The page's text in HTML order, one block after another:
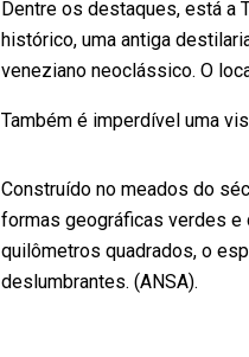
Dentre os destaques, está a
histórico, uma antiga
veneziano neoclássico. O
Também é imperdível uma
Construído no meados do
formas geográficas verdes e
quilômetros quadrados, o
deslumbrantes. (ANSA).